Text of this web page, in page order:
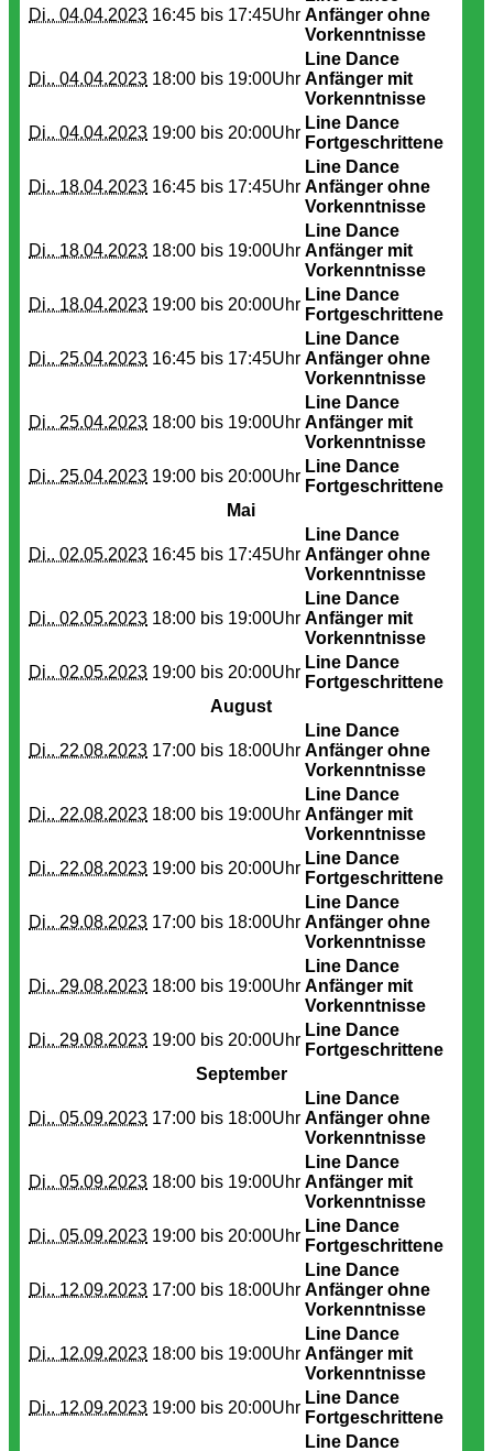
Di.. 04.04.2023 16:45 bis 17:45Uhr Anfänger ohne
Vorkenntnisse
Di.. 04.04.2023 18:00 bis 19:00Uhr
Line Dance
Anfänger mit
Vorkenntnisse
Di.. 04.04.2023 19:00 bis 20:00Uhr
Line Dance
Fortgeschrittene
Di.. 18.04.2023 16:45 bis 17:45Uhr
Line Dance
Anfänger ohne
Vorkenntnisse
Di.. 18.04.2023 18:00 bis 19:00Uhr
Line Dance
Anfänger mit
Vorkenntnisse
Di.. 18.04.2023 19:00 bis 20:00Uhr
Line Dance
Fortgeschrittene
Di.. 25.04.2023 16:45 bis 17:45Uhr
Line Dance
Anfänger ohne
Vorkenntnisse
Di.. 25.04.2023 18:00 bis 19:00Uhr
Line Dance
Anfänger mit
Vorkenntnisse
Di.. 25.04.2023 19:00 bis 20:00Uhr
Line Dance
Fortgeschrittene
Mai
Di.. 02.05.2023 16:45 bis 17:45Uhr
Line Dance
Anfänger ohne
Vorkenntnisse
Di.. 02.05.2023 18:00 bis 19:00Uhr
Line Dance
Anfänger mit
Vorkenntnisse
Di.. 02.05.2023 19:00 bis 20:00Uhr
Line Dance
Fortgeschrittene
August
Di.. 22.08.2023 17:00 bis 18:00Uhr
Line Dance
Anfänger ohne
Vorkenntnisse
Di.. 22.08.2023 18:00 bis 19:00Uhr
Line Dance
Anfänger mit
Vorkenntnisse
Di.. 22.08.2023 19:00 bis 20:00Uhr
Line Dance
Fortgeschrittene
Di.. 29.08.2023 17:00 bis 18:00Uhr
Line Dance
Anfänger ohne
Vorkenntnisse
Di.. 29.08.2023 18:00 bis 19:00Uhr
Line Dance
Anfänger mit
Vorkenntnisse
Di.. 29.08.2023 19:00 bis 20:00Uhr
Line Dance
Fortgeschrittene
September
Di.. 05.09.2023 17:00 bis 18:00Uhr
Line Dance
Anfänger ohne
Vorkenntnisse
Di.. 05.09.2023 18:00 bis 19:00Uhr
Line Dance
Anfänger mit
Vorkenntnisse
Di.. 05.09.2023 19:00 bis 20:00Uhr
Line Dance
Fortgeschrittene
Di.. 12.09.2023 17:00 bis 18:00Uhr
Line Dance
Anfänger ohne
Vorkenntnisse
Di.. 12.09.2023 18:00 bis 19:00Uhr
Line Dance
Anfänger mit
Vorkenntnisse
Di.. 12.09.2023 19:00 bis 20:00Uhr
Line Dance
Fortgeschrittene
Line Dance